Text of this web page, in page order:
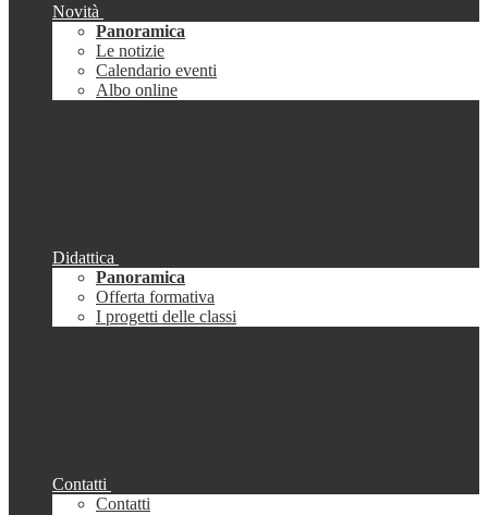
Novità
Panoramica
Le notizie
Calendario eventi
Albo online
Didattica
Panoramica
Offerta formativa
I progetti delle classi
Contatti
Contatti